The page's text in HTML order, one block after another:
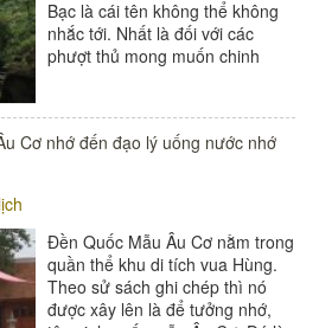
Bạc là cái tên không thể không
nhắc tới. Nhất là đối với các
phượt thủ mong muốn chinh
Cơ nhớ đến đạo lý uống nước nhớ
Đền Quốc Mẫu Âu Cơ nằm trong
quần thể khu di tích vua Hùng.
Theo sử sách ghi chép thì nó
được xây lên là để tưởng nhớ,